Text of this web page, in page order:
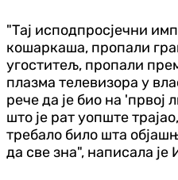
"Тај исподпросјечни
кошаркаша, пропали
угоститељ, пропали
плазма телевизора у
рече да је био на 'првој
што је рат уопште
требало било шта
да све зна", написала је